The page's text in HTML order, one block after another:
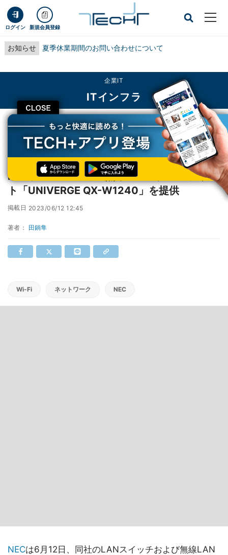
ログイン 新規会員登録
お知らせ 夏季休業期間のお問い合わせについて
CLOSE
企業IT
ITインフラ
TECH+ 企業IT
ITインフラ
NEC、Wi-Fi 7対応の無線LANアクセスポイント「UNIVERGE QX-W1240」を
NEC、Wi-Fi 7対応の無線LANアクセスポイン
ト「UNIVERGE QX-W1240」を提供
掲載日 2023/06/12 12:45
著者： 田鍋隼
Wi-Fi ネットワーク NEC
NECは6月12日、同社のLANスイッチおよび無線LAN